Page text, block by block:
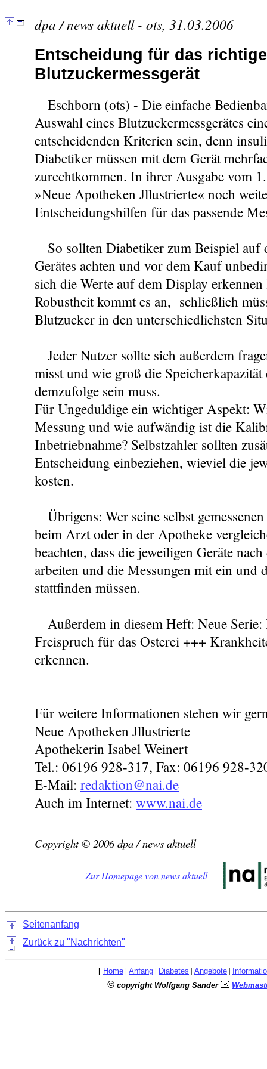
dpa / news aktuell - ots, 31.03.2006
Entscheidung für das richtige
Blutzuckermessgerät
Eschborn (ots) - Die einfache
Auswahl eines Blutzuckermessgerätes
entscheidenden Kriterien sein, denn
Diabetiker müssen mit dem Gerät
zurechtkommen. In ihrer Ausgabe vom
»Neue Apotheken Jllustrierte« noch
Entscheidungshilfen für das passende
So sollten Diabetiker zum Beispiel auf
Gerätes achten und vor dem Kauf
sich die Werte auf dem Display
Robustheit kommt es an, schließlich
Blutzucker in den unterschiedlichsten
Jeder Nutzer sollte sich außerdem
misst und wie groß die Speicherkapazität
demzufolge sein muss.
Für Ungeduldige ein wichtiger Aspekt:
Messung und wie aufwändig ist die
Inbetriebnahme? Selbstzahler sollten
Entscheidung einbeziehen, wieviel die
kosten.
Übrigens: Wer seine selbst
beim Arzt oder in der Apotheke
beachten, dass die jeweiligen Geräte
arbeiten und die Messungen mit ein und
stattfinden müssen.
Außerdem in diesem Heft: Neue
Freispruch für das Osterei +++
erkennen.
Für weitere Informationen stehen wir
Neue Apotheken Jllustrierte
Apothekerin Isabel Weinert
Tel.: 06196 928-317, Fax: 06196 928-
E-Mail: redaktion@nai.de
Auch im Internet: www.nai.de
Copyright © 2006 dpa / news aktuell
Zur Homepage von news aktuell
Seitenanfang
Zurück zu "Nachrichten"
[ Home | Anfang | Diabetes | Angebote |
© copyright Wolfgang Sander